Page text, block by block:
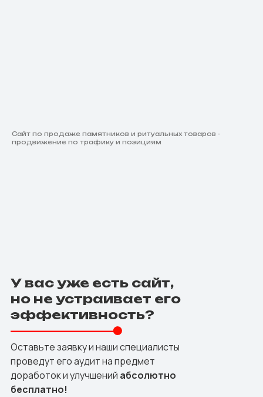
Сайт по продаже памятников и ритуальных товаров -
продвижение по трафику и позициям
У вас уже есть сайт,
но не устраивает его
эффективность?
Оставьте заявку и наши специалисты
проведут его аудит на предмет
доработок и улучшений абсолютно
бесплатно!